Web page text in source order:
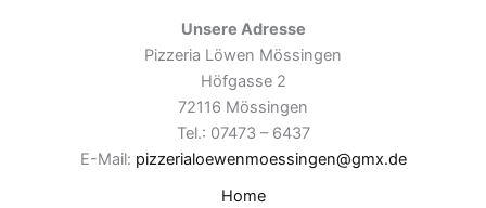
Unsere Adresse
Pizzeria Löwen Mössingen
Höfgasse 2
72116 Mössingen
Tel.: 07473 – 6437
E-Mail: pizzerialoewenmoessingen@gmx.de
Home